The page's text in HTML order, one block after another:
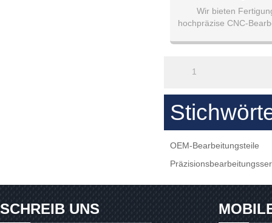
Edelstahlteilen
Wir bieten
hochpräzise CNC-
Sie uns,
1
OEM-Bearbeitungsteile
SCHREIB UNS